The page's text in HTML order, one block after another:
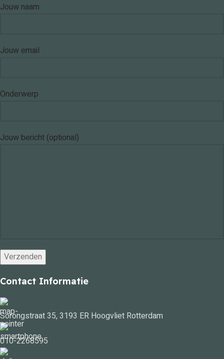
Jouw naam
Jouw email
Onderwerp
Jouw bericht (optional)
Contact Informatie
Sorongstraat 35, 3193 ER Hoogvliet Rotterdam
010-2268595